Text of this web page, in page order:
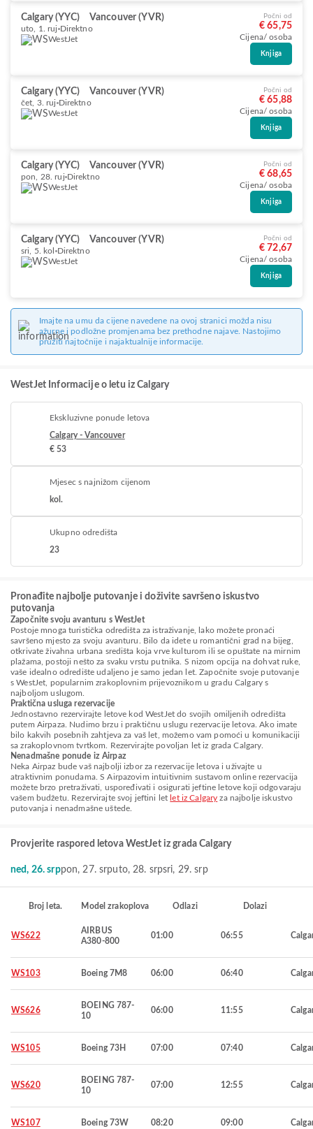
Calgary (YYC) Vancouver (YVR)
uto, 1. ruj Direktno
WestJet
Počni od
€ 65,75
Cijena/ osoba
Knjiga
Calgary (YYC) Vancouver (YVR)
čet, 3. ruj Direktno
WestJet
Počni od
€ 65,88
Cijena/ osoba
Knjiga
Calgary (YYC) Vancouver (YVR)
pon, 28. ruj Direktno
WestJet
Počni od
€ 68,65
Cijena/ osoba
Knjiga
Calgary (YYC) Vancouver (YVR)
sri, 5. kol Direktno
WestJet
Počni od
€ 72,67
Cijena/ osoba
Knjiga
Imajte na umu da cijene navedene na ovoj stranici možda nisu
ažurne i podložne promjenama bez prethodne najave. Nastojimo
pružiti najtočnije i najaktualnije informacije.
WestJet Informacije o letu iz Calgary
Ekskluzivne ponude letova
Calgary - Vancouver
€ 53
Mjesec s najnižom cijenom
kol.
Ukupno odredišta
23
Pronađite najbolje putovanje i doživite savršeno iskustvo
putovanja
Započnite svoju avanturu s WestJet
Postoje mnoga turistička odredišta za istraživanje, lako možete pronaći
savršeno mjesto za svoju avanturu. Bilo da idete u romantični grad na bijeg,
otkrivate živahna urbana središta koja vrve kulturom ili se opuštate na mirnim
plažama, postoji nešto za svaku vrstu putnika. S nizom opcija na dohvat ruke,
vaše idealno odredište udaljeno je samo jedan let. Započnite svoje putovanje
s WestJet, popularnim zrakoplovnim prijevoznikom u gradu Calgary s
najboljom uslugom.
Praktična usluga rezervacije
Jednostavno rezervirajte letove kod WestJet do svojih omiljenih odredišta
putem Airpaza. Nudimo brzu i praktičnu uslugu rezervacije letova. Ako imate
bilo kakvih posebnih zahtjeva za vaš let, možemo vam pomoći u komunikaciji
sa zrakoplovnom tvrtkom. Rezervirajte povoljan let iz grada Calgary.
Nenadmašne ponude iz Airpaz
Neka Airpaz bude vaš najbolji izbor za rezervacije letova i uživajte u
atraktivnim ponudama. S Airpazovim intuitivnim sustavom online rezervacija
možete brzo pretraživati, uspoređivati i osigurati jeftine letove koji odgovaraju
vašem budžetu. Rezervirajte svoj jeftini let let iz Calgary za najbolje iskustvo
putovanja i nenadmašne uštede.
Provjerite raspored letova WestJet iz grada Calgary
ned, 26. srppon, 27. srputo, 28. srpsri, 29. srp
Broj leta. Model zrakoplova Odlazi Dolazi
WS622
AIRBUS
A380-800
01:00 06:55
WS103 Boeing 7M8 06:00 06:40
WS626
BOEING 787-
10
06:00 11:55
WS105 Boeing 73H 07:00 07:40
WS620
BOEING 787-
10
07:00 12:55
WS107 Boeing 73W 08:20 09:00